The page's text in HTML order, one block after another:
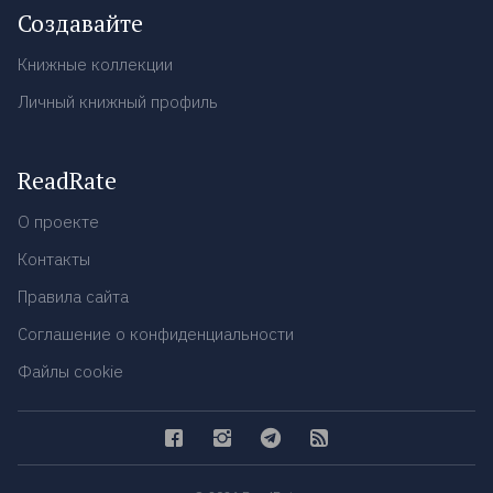
Создавайте
Книжные коллекции
Личный книжный профиль
ReadRate
О проекте
Контакты
Правила сайта
Соглашение о конфиденциальности
Файлы cookie